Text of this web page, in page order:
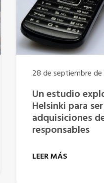
28 de septiembre de
Un estudio
Helsinki para
adquisiciones
responsables
LEER MÁS